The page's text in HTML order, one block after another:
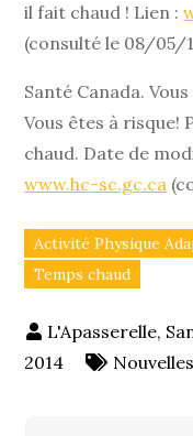
il fait chaud ! Lien :
(consulté le 08/05/
Santé Canada.
Vous êtes à
chaud. Date de
www.hc-sc.gc.ca
Activité Physique
Temps chaud
2014